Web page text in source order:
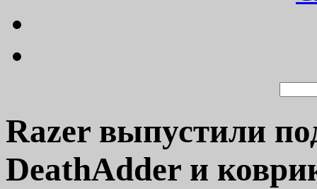
Razer выпустили
DeathAdder и